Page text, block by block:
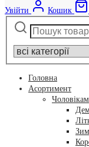
Увійти Кошик
Шукати:
Головна
Асортимент
Чоловікам